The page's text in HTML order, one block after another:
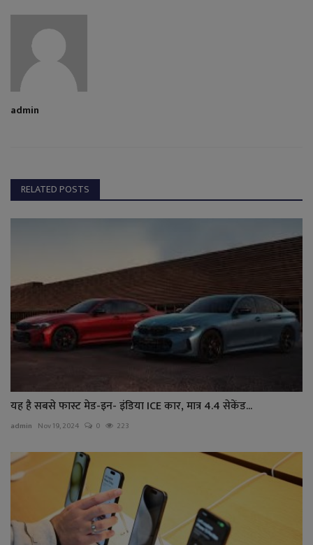
admin
RELATED POSTS
यह है सबसे फास्ट मेड-इन- इंडिया ICE कार, मात्र 4.4 सेकेंड...
admin Nov 19, 2024 0 223